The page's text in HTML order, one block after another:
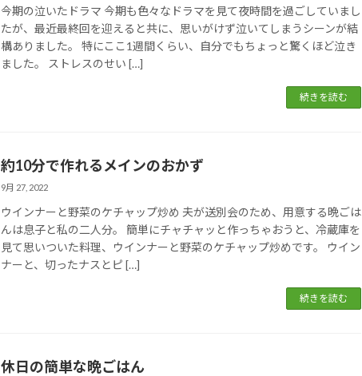
今期の泣いたドラマ 今期も色々なドラマを見て夜時間を過ごしていまし
たが、最近最終回を迎えると共に、思いがけず泣いてしまうシーンが結
構ありました。 特にここ1週間くらい、自分でもちょっと驚くほど泣き
ました。 ストレスのせい […]
続きを読む
約10分で作れるメインのおかず
9月 27, 2022
ウインナーと野菜のケチャップ炒め 夫が送別会のため、用意する晩ごは
んは息子と私の二人分。 簡単にチャチャッと作っちゃおうと、冷蔵庫を
見て思いついた料理、ウインナーと野菜のケチャップ炒めです。 ウイン
ナーと、切ったナスとピ […]
続きを読む
休日の簡単な晩ごはん